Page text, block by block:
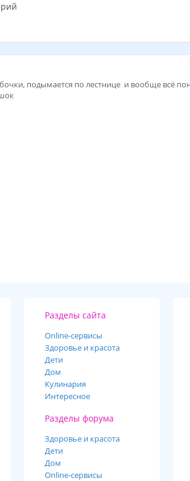
подымается по лестнице и вообще всё
Разделы сайта
Online-cервисы
Здоровье и красота
Дети
Дом
Кулинария
Интересное
Разделы форума
Здоровье и красота
Дети
Дом
Online-сервисы